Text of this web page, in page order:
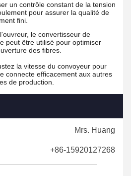
un contrôle constant de la tension
pour assurer la qualité de
fini.
le convertisseur de
peut être utilisé pour optimiser
des fibres.
la vitesse du convoyeur pour
connecte efficacement aux autres
de production.
Mrs. Huang
+86-15920127268